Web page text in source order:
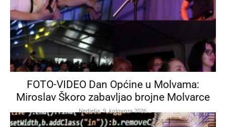
FOTO-VIDEO Dan Općine u Molvama:
Miroslav Škoro zabavljao brojne Molvarce
Nedjelja, 9. kolovoza 2026.